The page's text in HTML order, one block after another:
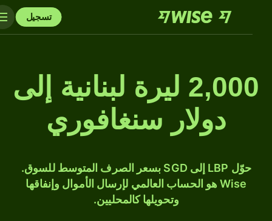
تسجيل
2,000 ليرة لبنانية إلى
دولار سنغافوري
حوّل LBP إلى SGD بسعر الصرف المتوسط للسوق.
Wise هو الحساب العالمي لإرسال الأموال وإنفاقها
وتحويلها كالمحليين.